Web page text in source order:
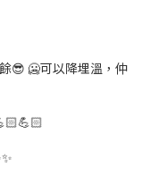
😎 🥶可以降埋溫，仲